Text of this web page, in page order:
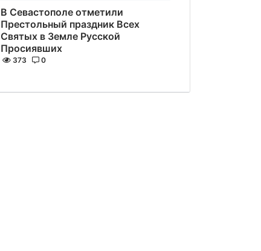
В Севастополе отметили
Престольный праздник Всех
Святых в Земле Русской
Просиявших
373 0